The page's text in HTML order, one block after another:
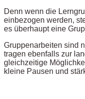
Denn wenn die
einbezogen werden,
es überhaupt eine
Gruppenarbeiten sind
tragen ebenfalls zur
gleichzeitige
kleine Pausen und